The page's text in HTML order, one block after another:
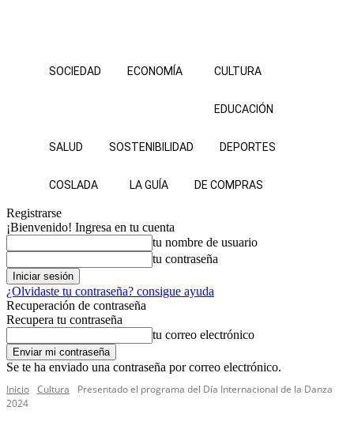
SOCIEDAD ECONOMÍA CULTURA
EDUCACIÓN
SALUD SOSTENIBILIDAD DEPORTES
COSLADA LA GUÍA DE COMPRAS
Registrarse
¡Bienvenido! Ingresa en tu cuenta
tu nombre de usuario
tu contraseña
¿Olvidaste tu contraseña? consigue ayuda
Recuperación de contraseña
Recupera tu contraseña
tu correo electrónico
Se te ha enviado una contraseña por correo electrónico.
Inicio Cultura
Presentado el programa del Día Internacional de la Danza
2024